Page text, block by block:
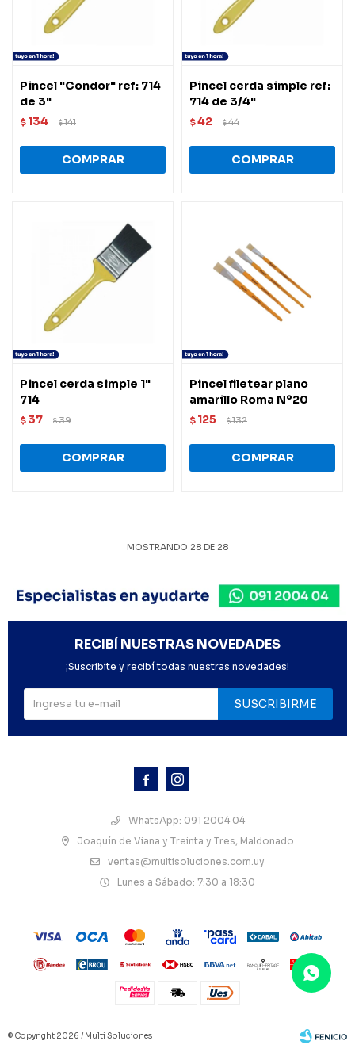
Pincel "Condor" ref: 714
de 3"
$ 134 $141
Pincel cerda simple ref:
714 de 3/4"
$42 $44
Pincel cerda simple 1"
714
$ 37 $39
Pincel filetear plano
amarillo Roma Nº20
$ 125 $132
MOSTRANDO 28 DE 28
 
WhatsApp: 091 2004 04
Joaquín de Viana y Treinta y Tres, Maldonado
ventas@multisoluciones.com.uy
Lunes a Sábado: 7:30 a 18:30
RECIBÍ NUESTRAS NOVEDADES
¡Suscribite y recibí todas nuestras novedades!
SUSCRIBIRME
© Copyright 2026 / Multi Soluciones